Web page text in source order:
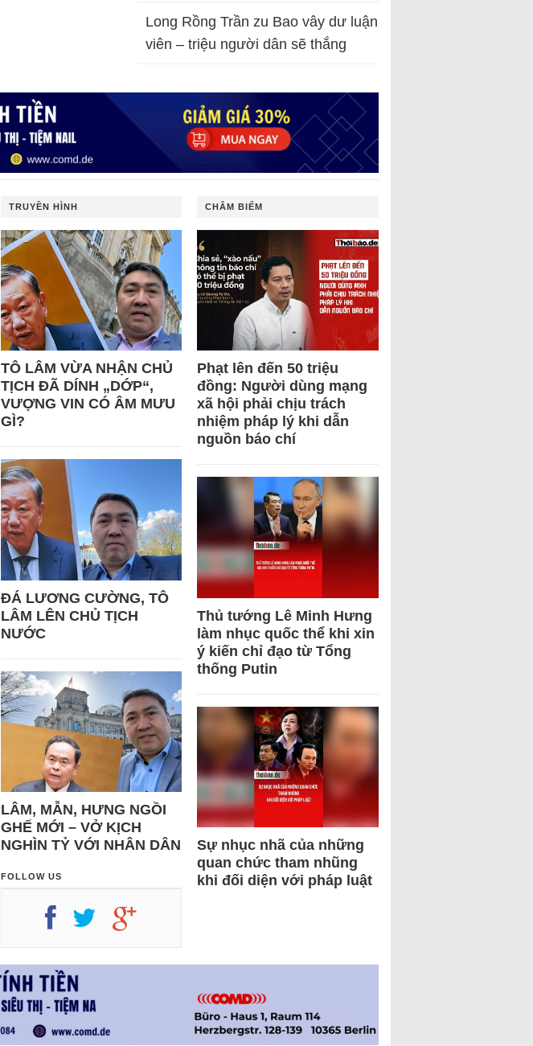
Long Rồng Trần zu Bao vây dư luận
viên – triệu người dân sẽ thắng
TRUYỀN HÌNH
TÔ LÂM VỪA NHẬN CHỦ
TỊCH ĐÃ DÍNH „DỚP“,
VƯỢNG VIN CÓ ÂM MƯU
GÌ?
ĐÁ LƯƠNG CƯỜNG, TÔ
LÂM LÊN CHỦ TỊCH
NƯỚC
LÂM, MẪN, HƯNG NGỒI
GHẾ MỚI – VỞ KỊCH
NGHÌN TỶ VỚI NHÂN DÂN
FOLLOW US
CHÂM BIẾM
Phạt lên đến 50 triệu
đồng: Người dùng mạng
xã hội phải chịu trách
nhiệm pháp lý khi dẫn
nguồn báo chí
Thủ tướng Lê Minh Hưng
làm nhục quốc thể khi xin
ý kiến chỉ đạo từ Tổng
thống Putin
Sự nhục nhã của những
quan chức tham nhũng
khi đối diện với pháp luật